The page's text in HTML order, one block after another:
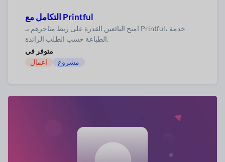
التكامل مع Printful
امنح البائعين القدرة على ربط متاجرهم بـ Printful، خدمة
الطباعة حسب الطلب الرائدة.
متوفر في
اعمال
مشروع